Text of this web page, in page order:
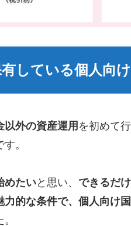
している個人向
以外の資産運用 を初めて
す。
めたいと思い、 できるだ
力的な条件で、個人向け